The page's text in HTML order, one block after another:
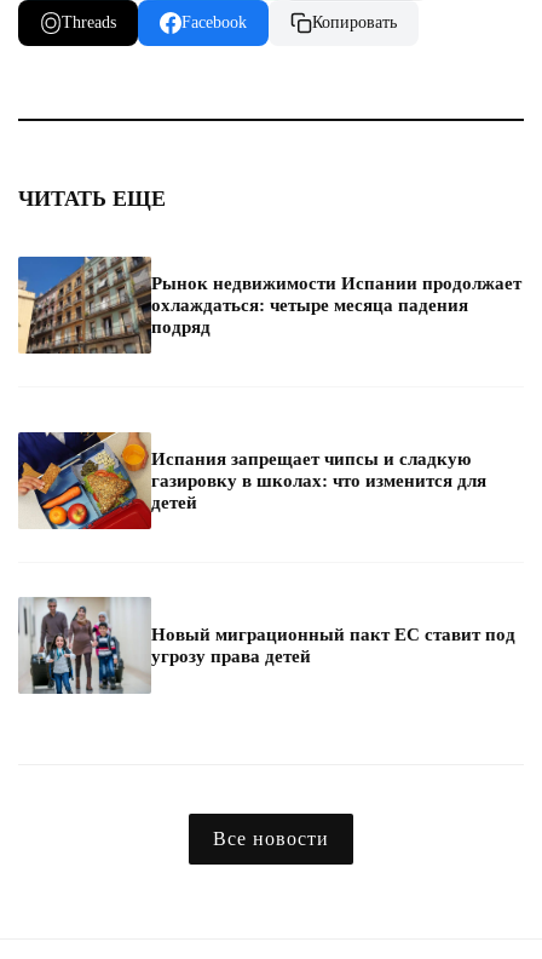
Threads Facebook Копировать
ЧИТАТЬ ЕЩЕ
Рынок недвижимости Испании продолжает
охлаждаться: четыре месяца падения
подряд
Испания запрещает чипсы и сладкую
газировку в школах: что изменится для
детей
Новый миграционный пакт ЕС ставит под
угрозу права детей
Все новости